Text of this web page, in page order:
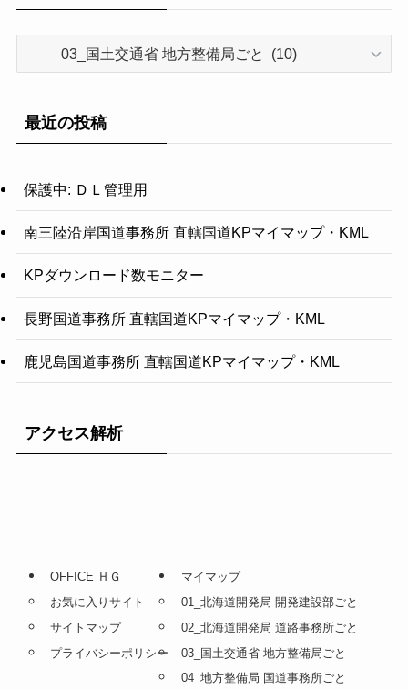
リ
最近の投稿
保護中: ＤＬ管理用
南三陸沿岸国道事務所 直轄国道KPマイマップ・KML
KPダウンロード数モニター
長野国道事務所 直轄国道KPマイマップ・KML
鹿児島国道事務所 直轄国道KPマイマップ・KML
アクセス解析
OFFICE ＨＧ
お気に入りサイト
サイトマップ
プライバシーポリシー
マイマップ
01_北海道開発局 開発建設部ごと
02_北海道開発局 道路事務所ごと
03_国土交通省 地方整備局ごと
04_地方整備局 国道事務所ごと